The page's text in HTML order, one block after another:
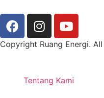
Copyright Ruang Energi.
Tentang Kami